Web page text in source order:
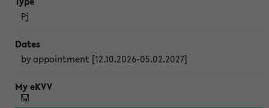
Pj
by appointment [12.10.2026-05.02.2027]